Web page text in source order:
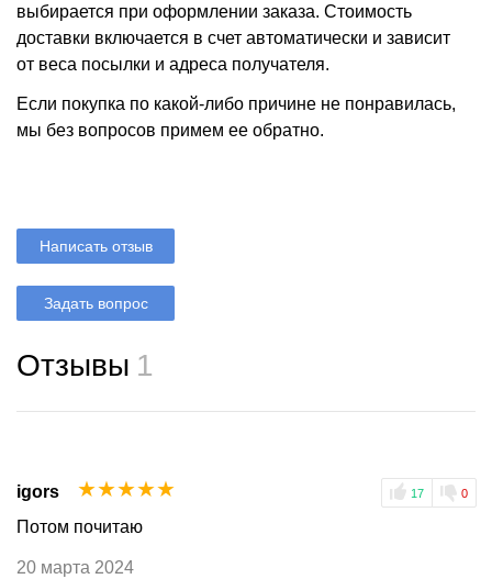
выбирается при оформлении заказа. Стоимость
доставки включается в счет автоматически и зависит
от веса посылки и адреса получателя.
Если покупка по какой-либо причине не понравилась,
мы без вопросов примем ее обратно.
Написать отзыв
Задать вопрос
Отзывы 1
igors 17 0
☆
☆
☆
☆
☆
Потом почитаю
20 марта 2024